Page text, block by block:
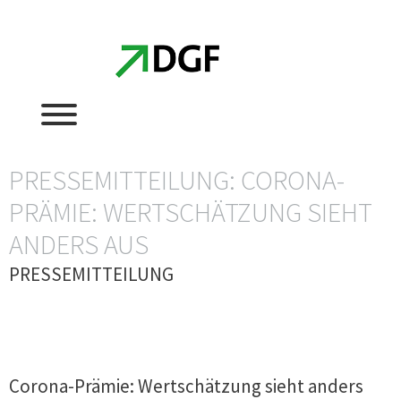
PRESSEMITTEILUNG: CORONA-
PRÄMIE: WERTSCHÄTZUNG SIEHT
ANDERS AUS
PRESSEMITTEILUNG
Corona-Prämie: Wertschätzung sieht anders